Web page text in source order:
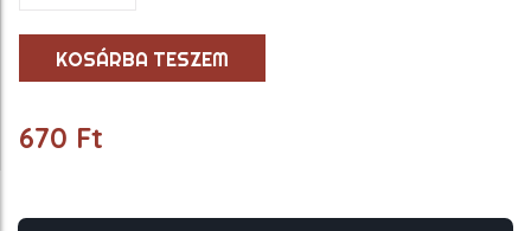
KOSÁRBA TESZEM
670 Ft